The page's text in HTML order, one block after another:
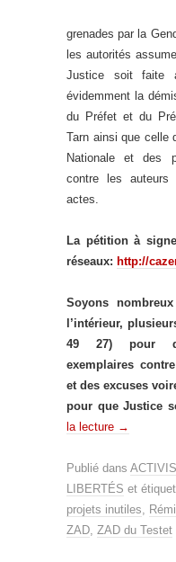
grenades par la
les autorités
Justice soit faite
évidemment la
du Préfet et du
Tarn ainsi que celle
Nationale et des
contre les
actes.
La pétition à
réseaux: http://
Soyons
l’intérieur,
49 27) pour
exemplaires
et des excuses
pour que Justice
la lecture →
Publié dans
LIBERTÉS et
projets inutiles
ZAD ZAD du Testet